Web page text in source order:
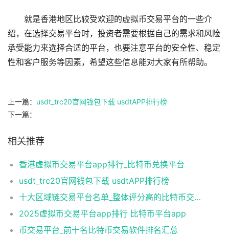
就是香港地区比较受欢迎的虚拟币交易平台的一些介
绍，在选择交易平台时，投资者需要根据自己的需求和风险
承受能力来选择合适的平台，也要注意平台的安全性、稳定
性和客户服务等因素，希望这些信息能对大家有所帮助。
上一篇： usdt_trc20官网钱包下载 usdtAPP排行榜
下一篇：
相关推荐
香港虚拟币交易平台app排行_比特币兑换平台
usdt_trc20官网钱包下载 usdtAPP排行榜
十大区域链交易平台名单_整体评分高的比特币交易软件排名盘点
2025虚拟币交易平台app排行 比特币平台app
币交易平台_前十名比特币交易软件排名汇总